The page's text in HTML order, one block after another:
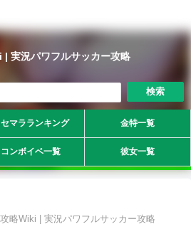
| 実況パワフルサッカー攻略
検索
セマラランキング 金特一覧
コンボイベ一覧 彼女一覧
略Wiki | 実況パワフルサッカー攻略